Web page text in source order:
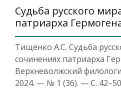
Судьба русского
патриарха
Тищенко А.С. Судьба
сочинениях патриарха
Верхневолжский
2024. — № 1 (36). — С.